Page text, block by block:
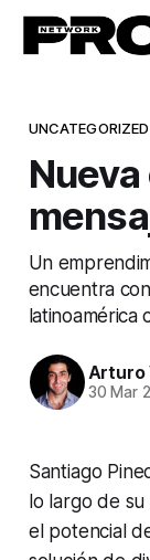
UNCATEGORIZED
Un
encuentra
latinoamérica
Arturo
30 Mar
Santiago
lo largo de
el potencial